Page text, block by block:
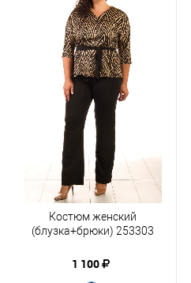
Костюм женский
(блузка+брюки) 253303
1 100